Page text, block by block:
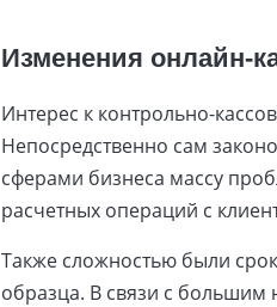
Изменения онлайн-
Интерес к контрольно-
Непосредственно сам
сферами бизнеса массу
расчетных операций с
Также сложностью были
образца. В связи с